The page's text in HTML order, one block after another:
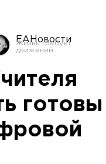
ЕАНовости
готовы